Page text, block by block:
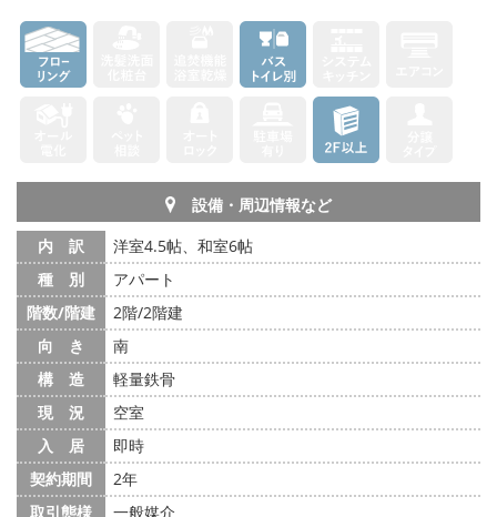
設備・周辺情報など
内 訳
洋室4.5帖、和室6帖
種 別
アパート
階数/階建
2階/2階建
向 き
南
構 造
軽量鉄骨
現 況
空室
入 居
即時
契約期間
2年
取引態様
一般媒介